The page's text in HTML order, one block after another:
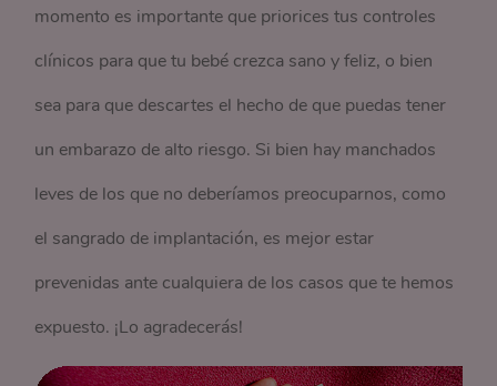
momento es importante que priorices tus controles
clínicos para que tu bebé crezca sano y feliz, o bien
sea para que descartes el hecho de que puedas tener
un embarazo de alto riesgo. Si bien hay manchados
leves de los que no deberíamos preocuparnos, como
el sangrado de implantación, es mejor estar
prevenidas ante cualquiera de los casos que te hemos
expuesto. ¡Lo agradecerás!